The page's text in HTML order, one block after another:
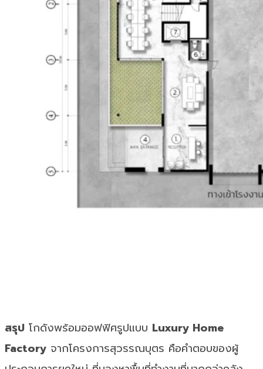
สรุป โกดังพร้อมออฟฟิศรูปแบบ Luxury Home
Factory จากโครงการสุวรรณบุตร คือคำตอบของผู้